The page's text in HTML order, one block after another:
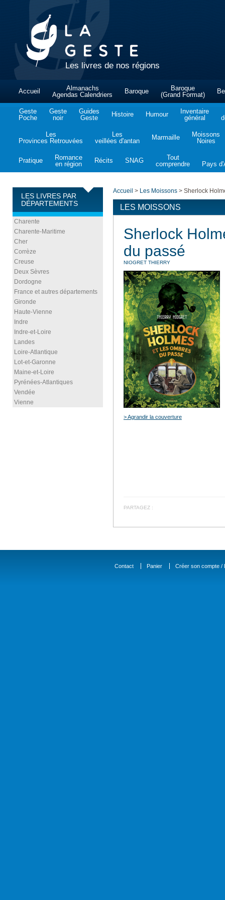
Les livres de nos régions
Accueil
Almanachs
Agendas Calendriers
Baroque
Baroque
(Grand Format)
Geste
Poche
Geste
noir
Guides
Geste
Histoire Humour
Inventaire
général
Les
Provinces Retrouvées
Les
veillées d'antan
Marmaille
Moissons
Noires
Pratique
Romance
en région
Récits SNAG
Tout
comprendre
Pays
LES LIVRES PAR
DÉPARTEMENTS
Charente
Charente-Maritime
Cher
Corrèze
Creuse
Deux Sèvres
Dordogne
France et autres départements
Gironde
Haute-Vienne
Indre
Indre-et-Loire
Landes
Loire-Atlantique
Lot-et-Garonne
Maine-et-Loire
Pyrénées-Atlantiques
Vendée
Vienne
Accueil > Les Moissons > Sherlock
LES MOISSONS
Sherlock
du passé
NIOGRET THIERRY
> Agrandir la couverture
PARTAGEZ :
Contact Panier Créer son compte /